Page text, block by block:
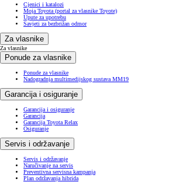
Cjenici i katalozi
Moja Toyota (portal za vlasnike Toyote)
Upute za upotrebu
Savjeti za bezbrižan odmor
Za vlasnike
Za vlasnike
Ponude za vlasnike
Ponude za vlasnike
Nadogradnja multimedijskog sustava MM19
Garancija i osiguranje
Garancija i osiguranje
Garancija
Garancija Toyota Relax
Osiguranje
Servis i održavanje
Servis i održavanje
Naručivanje na servis
Preventivna servisna kampanja
Plan održavanja hibrida